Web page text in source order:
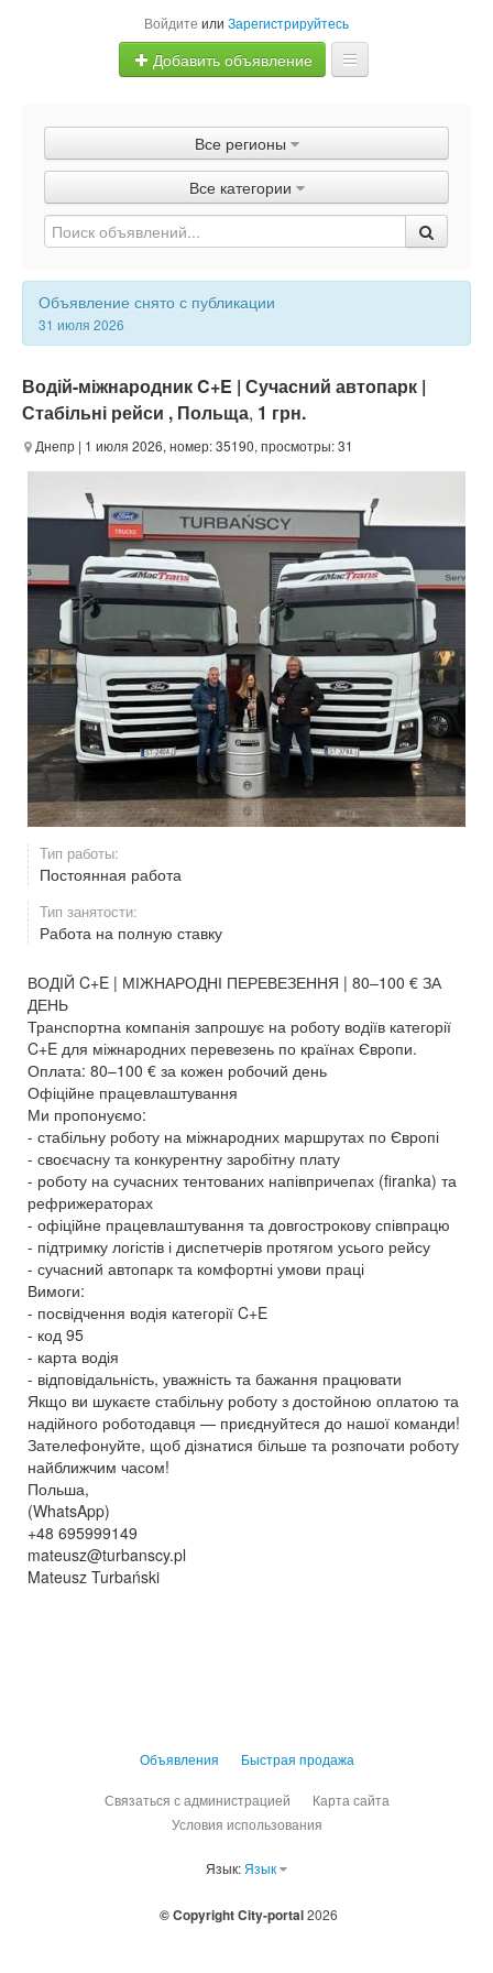
Войдите или Зарегистрируйтесь
Добавить объявление
Объявления
Быстрая продажа
Все регионы
Все категории
Объявление снято с публикации
31 июля 2026
Водій-міжнародник C+E | Сучасний автопарк |
Стабільні рейси , Польща, 1 грн.
Днепр | 1 июля 2026, номер: 35190, просмотры: 31
Тип работы:
Постоянная работа
Тип занятости:
Работа на полную ставку
ВОДІЙ C+E | МІЖНАРОДНІ ПЕРЕВЕЗЕННЯ | 80–100 € ЗА
ДЕНЬ
Транспортна компанія запрошує на роботу водіїв категорії
C+E для міжнародних перевезень по країнах Європи.
Оплата: 80–100 € за кожен робочий день
Офіційне працевлаштування
Ми пропонуємо:
- стабільну роботу на міжнародних маршрутах по Європі
- своєчасну та конкурентну заробітну плату
- роботу на сучасних тентованих напівпричепах (firanka) та
рефрижераторах
- офіційне працевлаштування та довгострокову співпрацю
- підтримку логістів і диспетчерів протягом усього рейсу
- сучасний автопарк та комфортні умови праці
Вимоги:
- посвідчення водія категорії C+E
- код 95
- карта водія
- відповідальність, уважність та бажання працювати
Якщо ви шукаєте стабільну роботу з достойною оплатою та
надійного роботодавця — приєднуйтеся до нашої команди!
Зателефонуйте, щоб дізнатися більше та розпочати роботу
найближчим часом!
Польша,
(WhatsApp)
+48 695999149
mateusz@turbanscy.pl
Mateusz Turbański
Объявления Быстрая продажа
Связаться с администрацией
Карта сайта
Условия использования
Язык: Язык
© Copyright City-portal2026